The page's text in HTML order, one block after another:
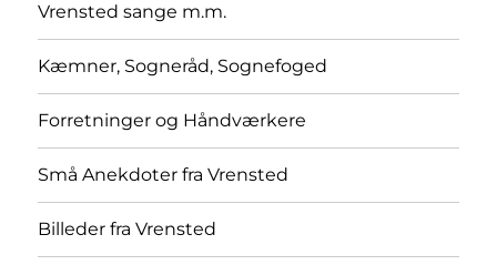
Vrensted sange m.m.
Kæmner, Sogneråd, Sognefoged
Forretninger og Håndværkere
Små Anekdoter fra Vrensted
Billeder fra Vrensted